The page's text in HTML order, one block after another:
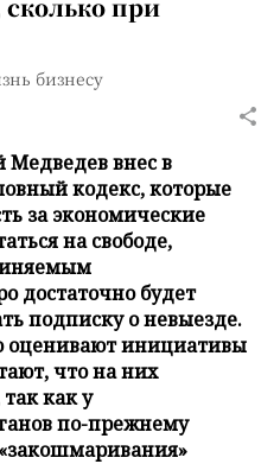
при
бизнесу
внес в
кодекс, которые
за экономические
на свободе,
достаточно будет
подписку о невыезде.
оценивают инициативы
что на них
как у
по-прежнему